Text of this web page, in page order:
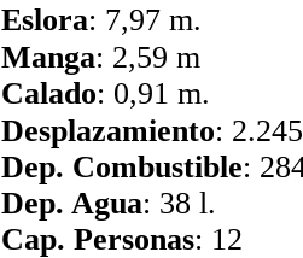
Eslora: 7,97 m.
Manga: 2,59 m
Calado: 0,91 m.
Desplazamiento:
Dep. Combustible:
Dep. Agua: 38 l.
Cap. Personas: 12